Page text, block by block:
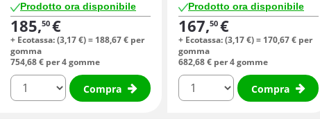
Prodotto ora disponibile
185,50 €
+ Ecotassa: (3,17€) = 188,67€ per
gomma
754,68€ per 4 gomme
quantità
Compra
Prodotto ora disponibile
167,50 €
+ Ecotassa: (3,17€) = 170,67€ per
gomma
682,68€ per 4 gomme
quantità
Compra